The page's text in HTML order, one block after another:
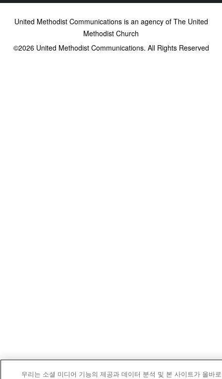
United Methodist Communications is an agency of The United
Methodist Church
©2026United Methodist Communications. All Rights Reserved
우리는 소셜 미디어 기능의 제공과 데이터 분석 및 본 사이트가 올바